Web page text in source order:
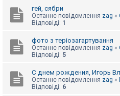
гей, сябри
Останнє повідомлення zag «
Відповіді: 1
фото з теріозагартування
Останнє повідомлення zag «
Відповіді: 5
С днем рождения, Игорь
Останнє повідомлення zag «
Відповіді: 6